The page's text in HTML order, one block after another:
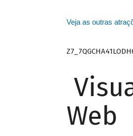
Veja as outras
Web